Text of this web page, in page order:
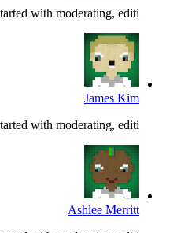
with moderating, editi...
James Kim
with moderating, editi...
Ashlee Merritt